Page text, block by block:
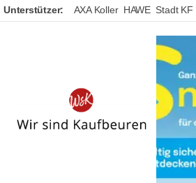
Unterstützer: AXA Koller HAWE Stadt KF